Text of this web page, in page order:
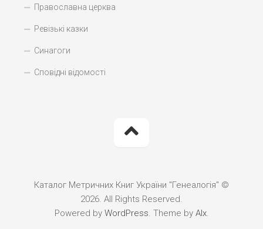
Православна церква
Ревізькі казки
Синагоги
Сповідні відомості
Каталог Метричних Книг України "Генеалогія" ©
2026. All Rights Reserved.
Powered by WordPress. Theme by Alx.